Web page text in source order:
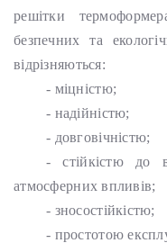
решітки
безпечних та
відрізняються:
- міцністю;
- надійністю;
- довговічністю;
- стійкістю до
атмосферних впливів;
- зносостійкістю;
- простотою